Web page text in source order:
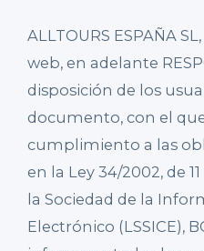
ALLTOURS ESPAÑA
web, en adelante
disposición de los
documento, con el
cumplimiento a las
en la Ley 34/2002, de
la Sociedad de la
Electrónico (LSSICE),